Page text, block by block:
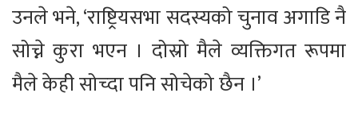
उनले भने, ‘राष्ट्रियसभा सदस्यको चुनाव अगाडि नै
सोच्ने कुरा भएन । दोस्रो मैले व्यक्तिगत रूपमा
मैले केही सोच्दा पनि सोचेको छैन ।’